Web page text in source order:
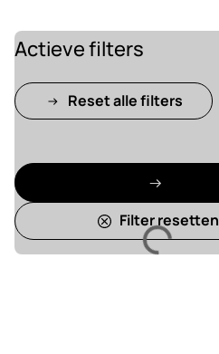
Laden
Actieve filters
Reset alle filters
Filter resetten